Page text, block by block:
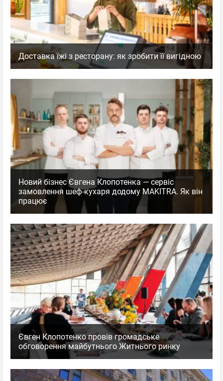
Доставка їжі з ресторану: як зробити її вигідною
Новий бізнес Євгена Клопотенка — сервіс
замовлення шеф-кухаря додому MAKITRA. Як він
працює
Євген Клопотенко провів громадське
обговорення майбутнього Житнього ринку